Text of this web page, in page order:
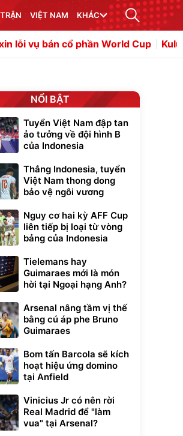
VIỆT NAM KHÁC
phần World Cup Kulusevski và
NỔI BẬT
Tuyển Việt Nam đập tan
ảo tưởng về đội hình B
của Indonesia
Thắng Indonesia, tuyển
Việt Nam thong dong
bảo vệ ngôi vương
Nguy cơ hai kỳ AFF Cup
liên tiếp bị loại từ vòng
bảng của Indonesia
Tielemans hay
Guimaraes mới là món
hời tại Ngoại hạng Anh?
Arsenal nâng tầm vị thế
bằng cú áp phe Bruno
Guimaraes
Bom tấn Barcola sẽ kích
hoạt hiệu ứng domino
tại Anfield
Vinicius Jr có nên rời
Real Madrid để "làm
vua" tại Arsenal?